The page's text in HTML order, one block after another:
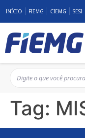
INÍCIO FIEMG CIEMG SESI
Tag: